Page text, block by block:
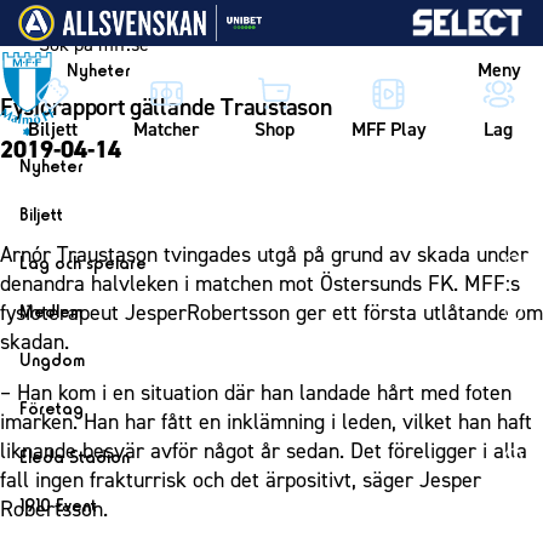
Vidare till innehållet
Nyheter Meny
Biljett Matcher Shop MFF Play Lag
Nyheter
Nyheter
Kalender
Biljett
Biljett
Årskort herr
Årskort dam
Mitt MFF
Biljetter till bortamatcher
Biljettvillkor
Lag och spelare
Lag
Herrlaget
Spelare
Ledarstab
Damlaget
Spelare
Medlem
Medlemskap i Malmö FF
Årsmöte 2026
Ungdom
MFF Ungdom
Sommarfotboll
Skånecupen
Fotbollsskolan
Företag
Bli företagspartner
Nätverket
Klubbstolar
Eleda Stadion
Eleda Stadion
1910 Event
Fysiorapport gällande Traustason
2019-04-14
Arnór Traustason tvingades utgå på grund av skada under
denandra halvleken i matchen mot Östersunds FK. MFF:s
fysioterapeut JesperRobertsson ger ett första utlåtande om
skadan.
– Han kom i en situation där han landade hårt med foten
imarken. Han har fått en inklämning i leden, vilket han haft
liknande besvär avför något år sedan. Det föreligger i alla
fall ingen frakturrisk och det ärpositivt, säger Jesper
Robertsson.